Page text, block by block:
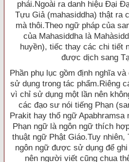
phái.Ngoài ra danh hiệu Ðại
Tựu Giả (mahasiddha) thật ra
mà thôi.Theo ngữ pháp của
của Mahasiddha là
huyền), tiếc thay các chi tiết
được dịch sang
Phần phụ lục gồm định nghĩa
sử dụng trong tác phẩm.Riêng
vì chỉ sử dụng một lần nên
các đạo sư nói tiếng Phạn
Prakit hay thổ ngữ Apabhramsa
Phạn ngữ là ngôn ngữ thích
thuật ngữ Phật Giáo.Tuy nhiên,
ngôn ngữ được sử dụng để
nên người viết cũng chua